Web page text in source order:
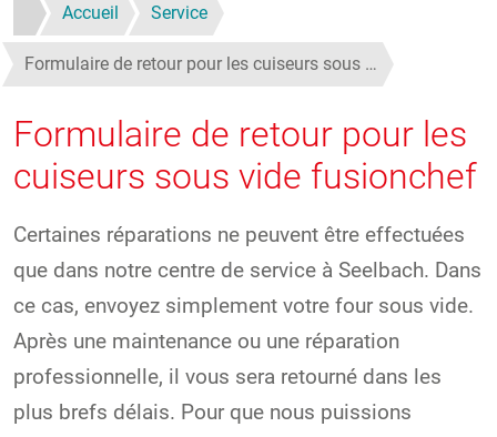
Accueil Service
Formulaire de retour pour les cuiseurs sous …
Formulaire de retour pour les
cuiseurs sous vide fusionchef
Certaines réparations ne peuvent être effectuées
que dans notre centre de service à Seelbach. Dans
ce cas, envoyez simplement votre four sous vide.
Après une maintenance ou une réparation
professionnelle, il vous sera retourné dans les
plus brefs délais. Pour que nous puissions